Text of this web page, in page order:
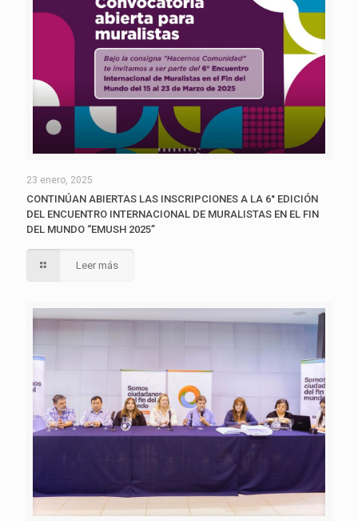
23 enero, 2025
CONTINÚAN ABIERTAS LAS INSCRIPCIONES A LA 6° EDICIÓN
DEL ENCUENTRO INTERNACIONAL DE MURALISTAS EN EL FIN
DEL MUNDO “EMUSH 2025”
Leer más